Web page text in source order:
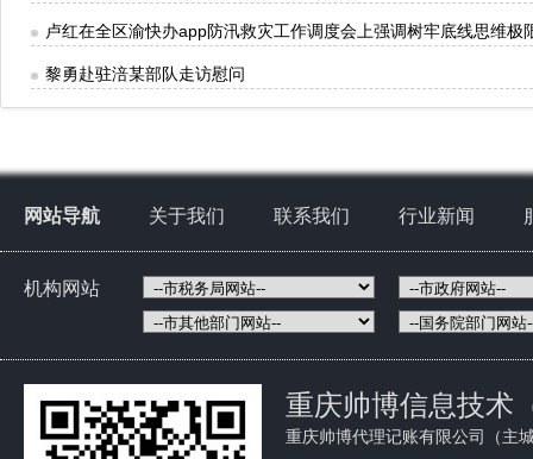
卢红在全区渝快办app防汛救灾工作调度会上强调树牢底线思维
黎勇赴驻涪某部队走访慰问
网站导航 关于我们 联系我们 行业新闻
机构网站
重庆帅博信息技术
重庆帅博代理记账有限公司（主